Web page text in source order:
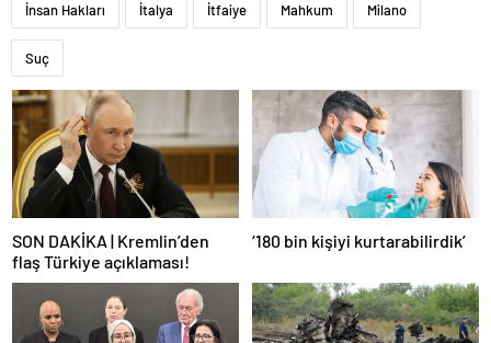
İnsan Hakları İtalya İtfaiye Mahkum Milano
Suç
SON DAKİKA | Kremlin’den
flaş Türkiye açıklaması!
‘180 bin kişiyi kurtarabilirdik’